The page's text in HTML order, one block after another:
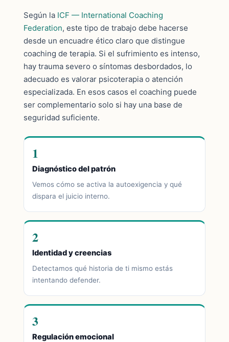
Según la ICF — International Coaching
Federation, este tipo de trabajo debe hacerse
desde un encuadre ético claro que distingue
coaching de terapia. Si el sufrimiento es intenso,
hay trauma severo o síntomas desbordados, lo
adecuado es valorar psicoterapia o atención
especializada. En esos casos el coaching puede
ser complementario solo si hay una base de
seguridad suficiente.
1
Diagnóstico del patrón
Vemos cómo se activa la autoexigencia y qué
dispara el juicio interno.
2
Identidad y creencias
Detectamos qué historia de ti mismo estás
intentando defender.
3
Regulación emocional